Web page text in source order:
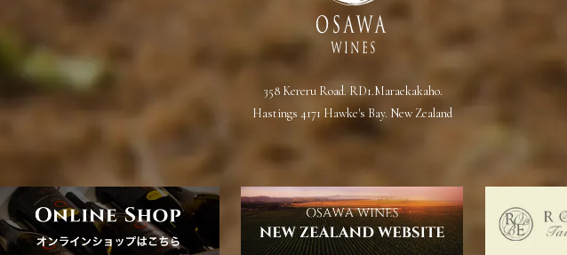
358 Kereru Road. RD1.Maraekakaho.
Hastings 4171 Hawke's Bay. New Zealand